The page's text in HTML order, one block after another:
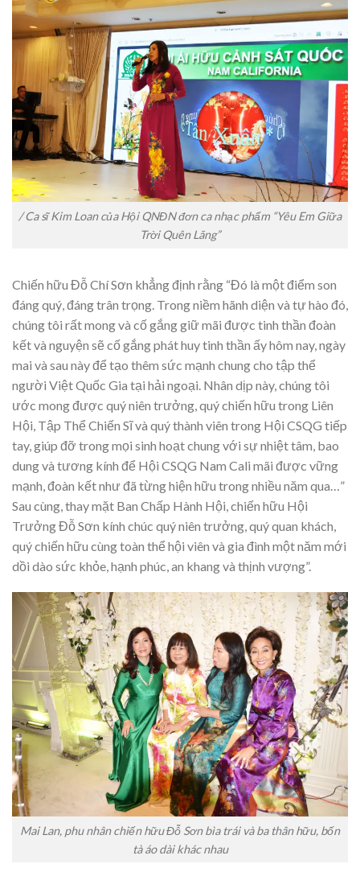
/ Ca sĩ Kim Loan của Hội QNĐN đơn ca nhạc phẩm “Yêu Em Giữa
Trời Quên Lãng”
Chiến hữu Đỗ Chí Sơn khẳng định rằng “Đó là một điểm son
đáng quý, đáng trân trọng. Trong niềm hãnh diện và tự hào đó,
chúng tôi rất mong và cố gắng giữ mãi được tinh thần đoàn
kết và nguyện sẽ cố gắng phát huy tinh thần ấy hôm nay, ngày
mai và sau này để tạo thêm sức mạnh chung cho tập thể
người Việt Quốc Gia tại hải ngoại. Nhân dịp này, chúng tôi
ước mong được quý niên trưởng, quý chiến hữu trong Liên
Hội, Tập Thể Chiến Sĩ và quý thành viên trong Hội CSQG tiếp
tay, giúp đỡ trong mọi sinh hoạt chung với sự nhiệt tâm, bao
dung và tương kính để Hội CSQG Nam Cali mãi được vững
mạnh, đoàn kết như đã từng hiện hữu trong nhiều năm qua…”
Sau cùng, thay mặt Ban Chấp Hành Hội, chiến hữu Hội
Trưởng Đỗ Sơn kính chúc quý niên trưởng, quý quan khách,
quý chiến hữu cùng toàn thể hội viên và gia đình một năm mới
dồi dào sức khỏe, hạnh phúc, an khang và thịnh vượng”.
Mai Lan, phu nhân chiến hữu Đỗ Sơn bìa trái và ba thân hữu, bốn
tà áo dài khác nhau